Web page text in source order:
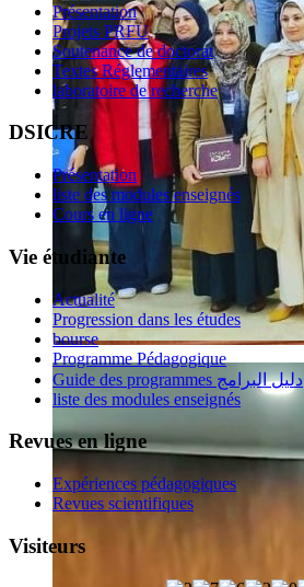
Présentation
Projets PRFU
Soutenance de doctorat
Textes Réglementaires
laboratoire de recherche
DSICRE
Présentation
liste des modules enseignés
Cours en ligne
Vie étudiante
Actualité
Progression dans les études
bourse
Programme Pédagogique
Guide des programmes دليل البرامج
liste des modules enseignés
Revues en ligne
Expériences pédagogiques
Revues scientifiques
Visiteurs